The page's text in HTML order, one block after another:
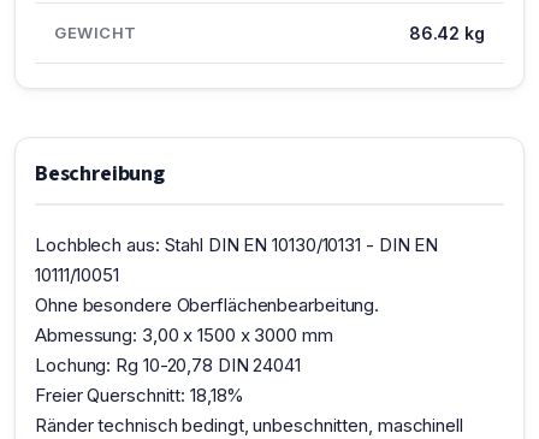
GEWICHT 86.42 kg
Beschreibung
Lochblech aus: Stahl DIN EN 10130/10131 - DIN EN
10111/10051
Ohne besondere Oberflächenbearbeitung.
Abmessung: 3,00 x 1500 x 3000 mm
Lochung: Rg 10-20,78 DIN 24041
Freier Querschnitt: 18,18%
Ränder technisch bedingt, unbeschnitten, maschinell